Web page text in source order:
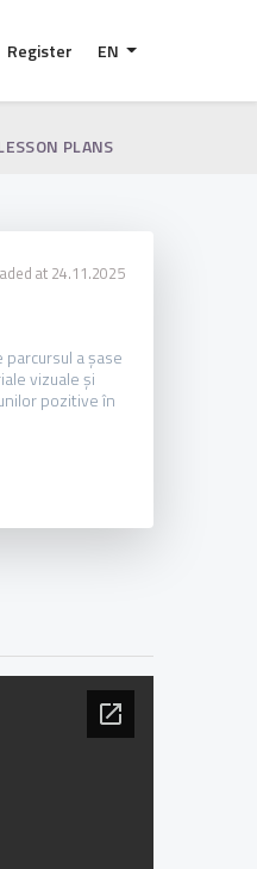
Register EN
PLANS
at 24.11.2025
a șase
vizuale și
pozitive în